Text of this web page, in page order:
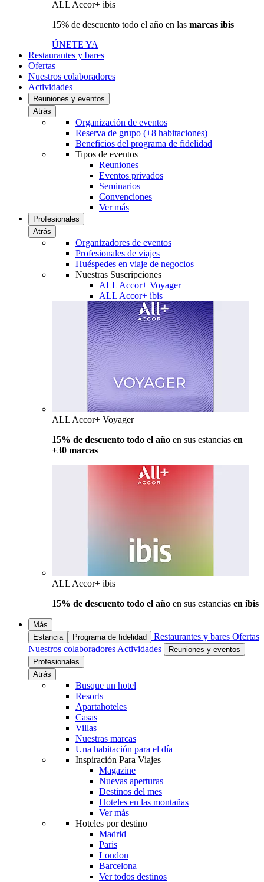
ALL Accor+ ibis
15% de descuento todo el año en las marcas ibis
ÚNETE YA
Restaurantes y bares
Ofertas
Nuestros colaboradores
Actividades
Reuniones y eventos
Atrás
Organización de eventos
Reserva de grupo (+8 habitaciones)
Beneficios del programa de fidelidad
Tipos de eventos
Reuniones
Eventos privados
Seminarios
Convenciones
Ver más
Profesionales
Atrás
Organizadores de eventos
Profesionales de viajes
Huéspedes en viaje de negocios
Nuestras Suscripciones
ALL Accor+ Voyager
ALL Accor+ ibis
ALL Accor+ Voyager
15% de descuento todo el año en sus estancias en
+30 marcas
ALL Accor+ ibis
15% de descuento todo el año en sus estancias en ibis
Más
Estancia
Programa de fidelidad Restaurantes y bares Ofertas
Nuestros colaboradores Actividades
Reuniones y eventos
Profesionales
Atrás
Busque un hotel
Resorts
Apartahoteles
Casas
Villas
Nuestras marcas
Una habitación para el día
Inspiración Para Viajes
Magazine
Nuevas aperturas
Destinos del mes
Hoteles en las montañas
Ver más
Hoteles por destino
Madrid
Paris
London
Barcelona
Ver todos destinos